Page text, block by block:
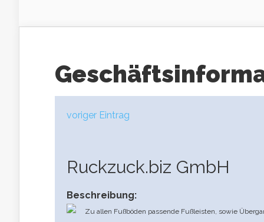
voriger Eintrag
Ruckzuck.biz GmbH
Beschreibung:
Zu allen Fußböden passende Fußleisten, sowie